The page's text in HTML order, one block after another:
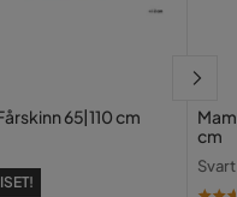
65|110 cm
cm
Svart